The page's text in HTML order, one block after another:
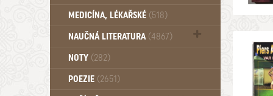
MEDICÍNA, LÉKAŘSKÉ (518)
NAUČNÁ LITERATURA (4867)
Zdraví a zdraví životní styl (510)
NOTY (282)
POEZIE (2651)